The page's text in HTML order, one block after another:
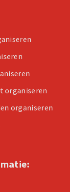
organiseren
organiseren